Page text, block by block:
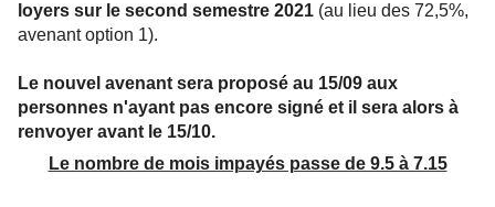
loyers sur le second semestre 2021 (au lieu des 72,5%,
avenant option 1).
Le nouvel avenant sera proposé au 15/09 aux
personnes n'ayant pas encore signé et il sera alors à
renvoyer avant le 15/10.
Le nombre de mois impayés passe de 9.5 à 7.15